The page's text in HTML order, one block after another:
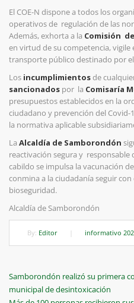
El COE-N dispone a todos los
operativos de regulación de las
Además, exhorta a la Comisión
en virtud de su competencia,
transporte público destinado por el
Los incumplimientosde
sancionados por la Comisaría
presupuestos establecidos en la
ciudadano y prevención del
la normativa aplicable
La Alcaldía de Samborondón
reactivación segura y responsable
cabildo se impulsa la vacunación
conmina a la ciudadanía seguir
bioseguridad.
Alcaldía de Samborondón
By: Editor informativo
Navegación
Previous
Post
Samborondón realizó su primera
municipal de desintoxicación